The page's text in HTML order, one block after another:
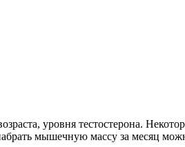
уровня тестостерона.
мышечную массу за месяц